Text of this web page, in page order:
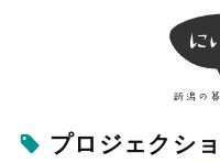
プロジェクシ